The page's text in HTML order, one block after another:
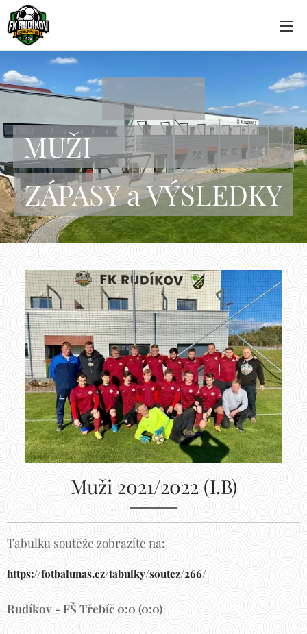
MUŽI
ZÁPASY a VÝSLEDKY
Muži 2021/2022 (I.B)
Tabulku soutěže zobrazíte na:
https://fotbalunas.cz/tabulky/soutez/266/
Rudíkov - FŠ Třebíč 0:0 (0:0)